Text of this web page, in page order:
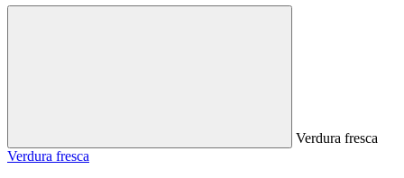
Verdura fresca
Verdura fresca